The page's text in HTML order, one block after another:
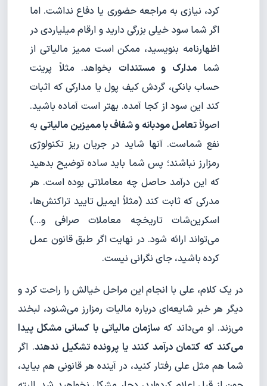
کرد، نیازی به مراجعه حضوری یا دفاع نداشت. اما
اگر شما سود خیلی بزرگی دارید و ارقام میلیاردی در
اظهارنامه بنویسید، ممکن است ممیز مالیاتی از
شمامدارک و مستندات بخواهد. مثلاً پرینت
حساب بانکی، گردش کیف پول یا مدارکی که اثبات
کند این سود از کجا آمده. بهتر است آماده باشید.
اصولاًتعامل مودبانه و شفاف با ممیزین مالیاتی به
نفع شماست. آنها شاید در جریان ریز تکنولوژی
رمزارز نباشند؛ پس شما باید ساده توضیح بدهید
که این درآمد حاصل چه معاملاتی بوده است. هر
مدرکی که ثابت کند (مثلاً ایمیل تایید تراکنش‌ها،
اسکرین‌شات تاریخچه معاملات صرافی و...)
می‌تواند ارائه شود. در نهایت اگر طبق قانون عمل
کرده باشید، جای نگرانی نیست.
در یک کلام، علی با انجام این مراحل خیالش را راحت کرد و
دیگر هر خبر شایعه‌ای درباره مالیات رمزارز می‌شنود، لبخند
می‌زند. او می‌داند که سازمان مالیاتی با کسانی مشکل پیدا
می‌کند که کتمان درآمد کنند یا پرونده تشکیل ندهند. اگر
شما هم مثل علی رفتار کنید، در آینده هر قانونی هم بیاید،